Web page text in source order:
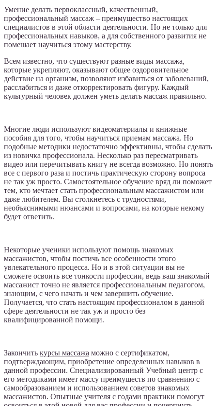
Умение делать первоклассный, качественный,
профессиональный массаж – преимущество настоящих
специалистов в этой области деятельности. Но не только для
профессиональных навыков, а для собственного развития не
помешает научиться этому мастерству.
Всем известно, что существуют разные виды массажа,
которые укрепляют, оказывают общее оздоровительное
действие на организм, позволяют избавиться от заболеваний,
расслабиться и даже откорректировать фигуру. Каждый
культурный человек должен уметь делать массаж правильно.
Многие люди используют видеоматериалы и книжные
пособия для того, чтобы научиться приемам массажа. Но
подобные методики недостаточно эффективны, чтобы сделать
из новичка профессионала. Несколько раз пересматривать
видео или перечитывать книгу не всегда возможно. Но понять
все с первого раза и постичь практическую сторону вопроса
не так уж просто. Самостоятельное обучение вряд ли поможет
тем, кто мечтает стать профессиональным массажистом или
даже любителем. Вы столкнетесь с трудностями,
необъяснимыми нюансами и вопросами, на которые некому
будет ответить.
Некоторые ученики используют помощь знакомых
массажистов, чтобы постичь все особенности этого
увлекательного процесса. Но и в этой ситуации вы не
сможете освоить все тонкости профессии, ведь ваш знакомый
массажист точно не является профессиональным педагогом,
знающим, с чего начать и чем завершить обучение.
Получается, что стать настоящим профессионалом в данной
сфере деятельности не так уж и просто без
квалифицированной помощи.
Закончить курсы массажа можно с сертификатом,
подтверждающим, приобретение определенных навыков в
данной профессии. Специализированный Учебный центр с
его методиками имеет массу преимуществ по сравнению с
самообразованием и использованием советов знакомых
массажистов. Опытные учителя с годами практики помогут